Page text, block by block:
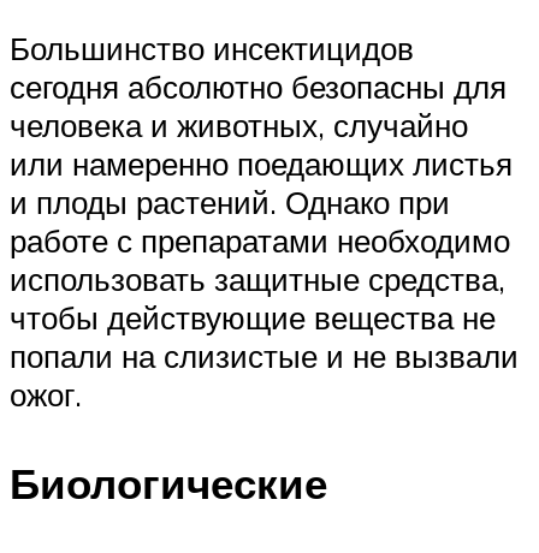
Большинство инсектицидов
сегодня абсолютно безопасны для
человека и животных, случайно
или намеренно поедающих листья
и плоды растений. Однако при
работе с препаратами необходимо
использовать защитные средства,
чтобы действующие вещества не
попали на слизистые и не вызвали
ожог.
Биологические